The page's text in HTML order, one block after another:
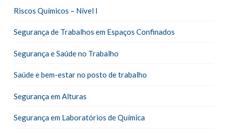
Riscos Químicos – Nível I
Segurança de Trabalhos em Espaços Confinados
Segurança e Saúde no Trabalho
Saúde e bem-estar no posto de trabalho
Segurança em Alturas
Segurança em Laboratórios de Química